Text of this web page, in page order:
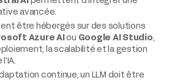
avancée.
être hébergés sur des solutions
Azure AIou Google AI Studio,
la scalabilité et la gestion
continue, un LLM doit être